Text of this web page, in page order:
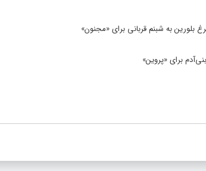
بلورین به شبنم قربانی برای «مجنون»
برای «پروین»